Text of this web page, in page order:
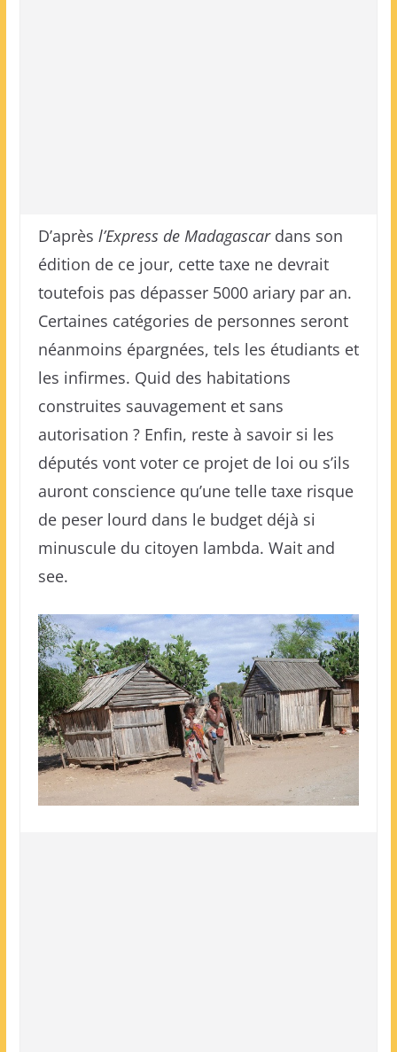
D’après l’Express de Madagascardans son
édition de ce jour, cette taxe ne devrait
toutefois pas dépasser 5000 ariary par an.
Certaines catégories de personnes seront
néanmoins épargnées, tels les étudiants et
les infirmes. Quid des habitations
construites sauvagement et sans
autorisation ? Enfin, reste à savoir si les
députés vont voter ce projet de loi ou s’ils
auront conscience qu’une telle taxe risque
de peser lourd dans le budget déjà si
minuscule du citoyen lambda. Wait and
see.